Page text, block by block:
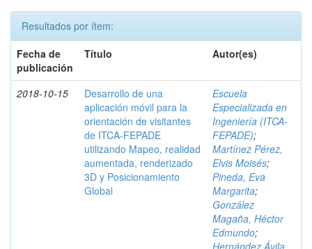
Resultados por ítem:
Fecha de
publicación
Título Autor(es)
2018-10-15
Desarrollo de una
aplicación móvil para la
orientación de visitantes
de ITCA-FEPADE
utilizando Mapeo, realidad
aumentada, renderizado
3D y Posicionamiento
Global
Escuela
Especializada en
Ingeniería (ITCA-
FEPADE);
Martínez Pérez,
Elvis Moisés;
Pineda, Eva
Margarita;
González
Magaña, Héctor
Edmundo;
Hernández Ávila,